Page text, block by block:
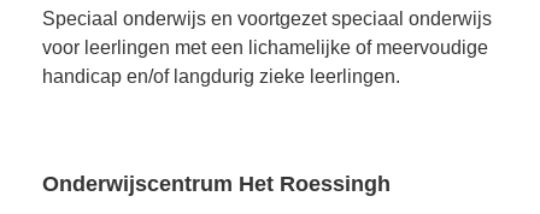
Speciaal onderwijs en voortgezet speciaal onderwijs
voor leerlingen met een lichamelijke of meervoudige
handicap en/of langdurig zieke leerlingen.
Onderwijscentrum Het Roessingh